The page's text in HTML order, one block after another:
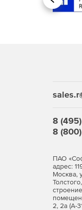
Назад
8
8
ПАО
адрес:
Москва,
2, 2а (А-